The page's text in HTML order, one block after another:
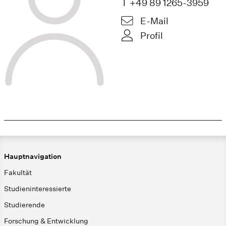
T +49 89 1265-3959
E-Mail
Profil
Hauptnavigation
Fakultät
Studieninteressierte
Studierende
Forschung & Entwicklung